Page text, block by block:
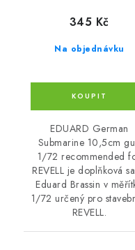
Na objednávku
345 Kč
EDUARD German
Submarine 10,5cm
1/72 recommended
REVELL je doplňková
Eduard Brassin v
1/72 určený pro
REVELL.